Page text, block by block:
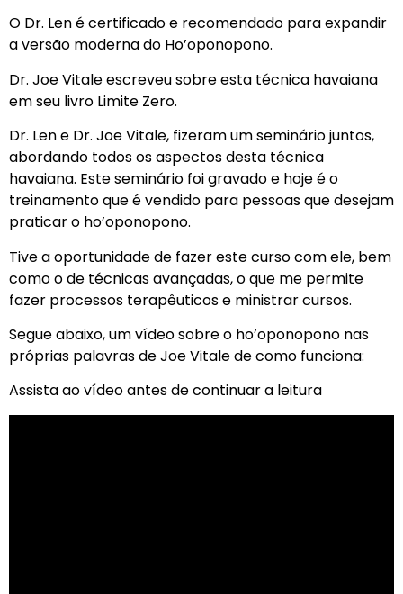
O Dr. Len é certificado e recomendado para expandir
a versão moderna do Ho’oponopono.
Dr. Joe Vitale escreveu sobre esta técnica havaiana
em seu livro Limite Zero.
Dr. Len e Dr. Joe Vitale, fizeram um seminário juntos,
abordando todos os aspectos desta técnica
havaiana. Este seminário foi gravado e hoje é o
treinamento que é vendido para pessoas que desejam
praticar o ho’oponopono.
Tive a oportunidade de fazer este curso com ele, bem
como o de técnicas avançadas, o que me permite
fazer processos terapêuticos e ministrar cursos.
Segue abaixo, um vídeo sobre o ho’oponopono nas
próprias palavras de Joe Vitale de como funciona:
Assista ao vídeo antes de continuar a leitura